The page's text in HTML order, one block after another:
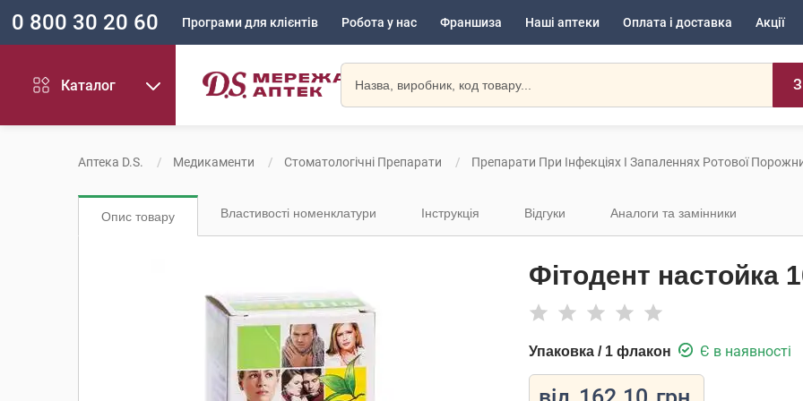
0 800 30 20 60 Програми для клієнтів Робота у нас Франшиза Наші аптеки Оплата і доставка Акції
Каталог
Аптека D.S. Медикаменти Стоматологічні Препарати Препарати При Інфекціях І Запаленнях Ротової
Опис товару Властивості номенклатури Інструкція Відгуки Аналоги та замінники
Фітодент настойка
Упаковка / 1 флакон Є в наявності